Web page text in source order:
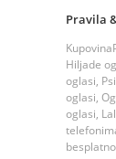
Pravila
Hiljade
oglasi,
oglasi,
oglasi,